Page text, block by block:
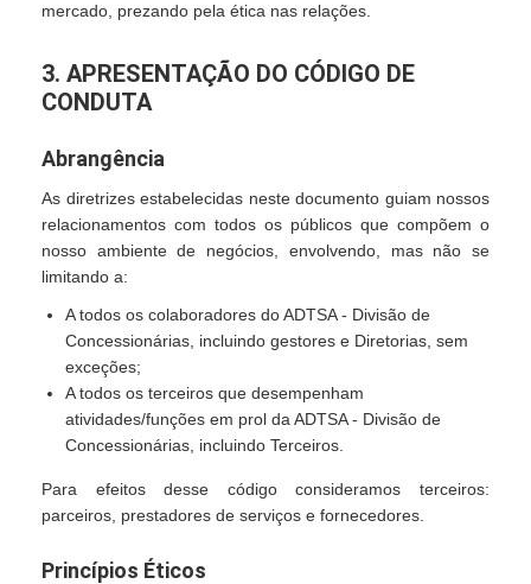
mercado, prezando pela ética nas relações.
3. APRESENTAÇÃO DO CÓDIGO DE
CONDUTA
Abrangência
As diretrizes estabelecidas neste documento guiam nossos
relacionamentos com todos os públicos que compõem o
nosso ambiente de negócios, envolvendo, mas não se
limitando a:
A todos os colaboradores do ADTSA - Divisão de
Concessionárias, incluindo gestores e Diretorias, sem
exceções;
A todos os terceiros que desempenham
atividades/funções em prol da ADTSA - Divisão de
Concessionárias, incluindo Terceiros.
Para efeitos desse código consideramos terceiros:
parceiros, prestadores de serviços e fornecedores.
Princípios Éticos